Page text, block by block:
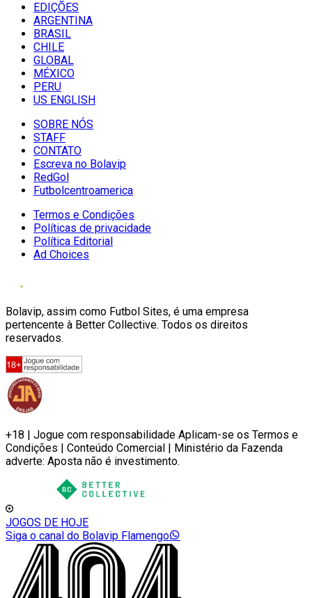
EDIÇÕES
ARGENTINA
BRASIL
CHILE
GLOBAL
MÉXICO
PERU
US ENGLISH
SOBRE NÓS
STAFF
CONTATO
Escreva no Bolavip
RedGol
Futbolcentroamerica
Termos e Condições
Políticas de privacidade
Política Editorial
Ad Choices
Bolavip, assim como Futbol Sites, é uma empresa
pertencente à Better Collective. Todos os direitos
reservados.
+18 | Jogue com responsabilidade Aplicam-se os Termos e
Condições | Conteúdo Comercial | Ministério da Fazenda
adverte: Aposta não é investimento.
JOGOS DE HOJE
Siga o canal do Bolavip Flamengo